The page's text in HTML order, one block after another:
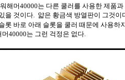
해머40000는 다른 쿨러를 사용한 제품
을 것이다. 얇은 황금색 방열판이 그것이
롯 바로 아래 슬롯을 쿨러 때문에 사용하
40000는 그런 걱정은 없다.